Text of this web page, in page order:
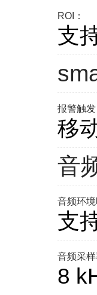
ROI：
支
报警触
移
音
音频环
支
音频采
8